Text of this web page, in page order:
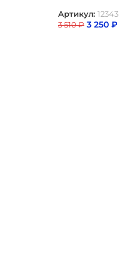
Артикул: 12343
3 510₽ 3 250 ₽